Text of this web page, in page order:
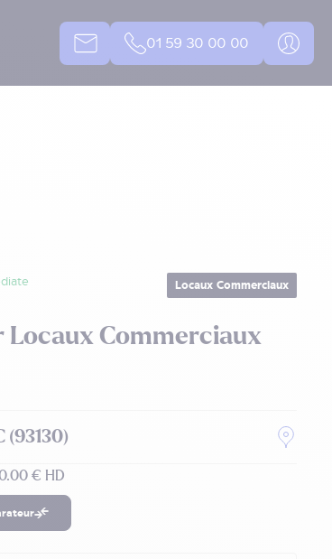
01 59 30 00 00
Locaux Commerciaux
Locaux Commerciaux
(93130)
€ HD